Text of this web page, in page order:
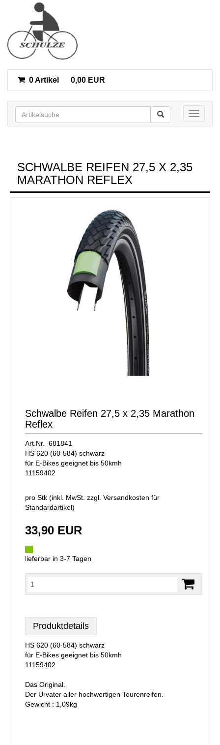
0 Artikel 0,00 EUR
Toggle
SCHWALBE REIFEN 27,5 X 2,35
MARATHON REFLEX
Schwalbe Reifen 27,5 x 2,35 Marathon
Reflex
Art.Nr. 681841
HS 620 (60-584) schwarz
für E-Bikes geeignet bis 50kmh
11159402
pro Stk (inkl. MwSt. zzgl. Versandkosten für
Standardartikel)
33,90 EUR
lieferbar in 3-7 Tagen
Produktdetails
HS 620 (60-584) schwarz
für E-Bikes geeignet bis 50kmh
11159402
Das Original.
Der Urvater aller hochwertigen Tourenreifen.
Gewicht : 1,09kg